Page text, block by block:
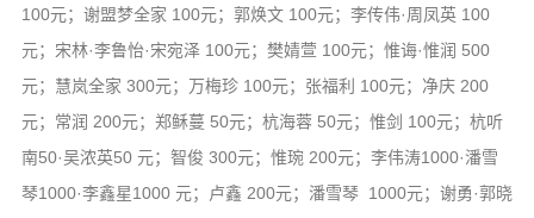
100元；谢盟梦全家 100元；郭焕文 100元；李传伟·周凤英 100
元；宋林·李鲁怡·宋宛泽 100元；樊婧萱 100元；惟诲·惟润 500
元；慧岚全家 300元；万梅珍 100元；张福利 100元；净庆 200
元；常润 200元；郑稣蔓 50元；杭海蓉 50元；惟剑 100元；杭听
南50·吴浓英50 元；智俊 300元；惟琬 200元；李伟涛1000·潘雪
琴1000·李鑫星1000 元；卢鑫 200元；潘雪琴 1000元；谢勇·郭晓